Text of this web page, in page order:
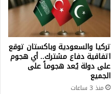
تركيا والسعودية وباكستان توقع
اتفاقية دفاع مشترك.. أي هجوم
على دولة يُعد هجوماً على
الجميع
منذ 3 ساعات